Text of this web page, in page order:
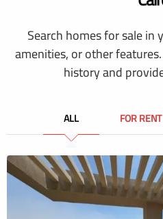
Search homes for sale in
amenities, or other
history and
ALL FOR RENT